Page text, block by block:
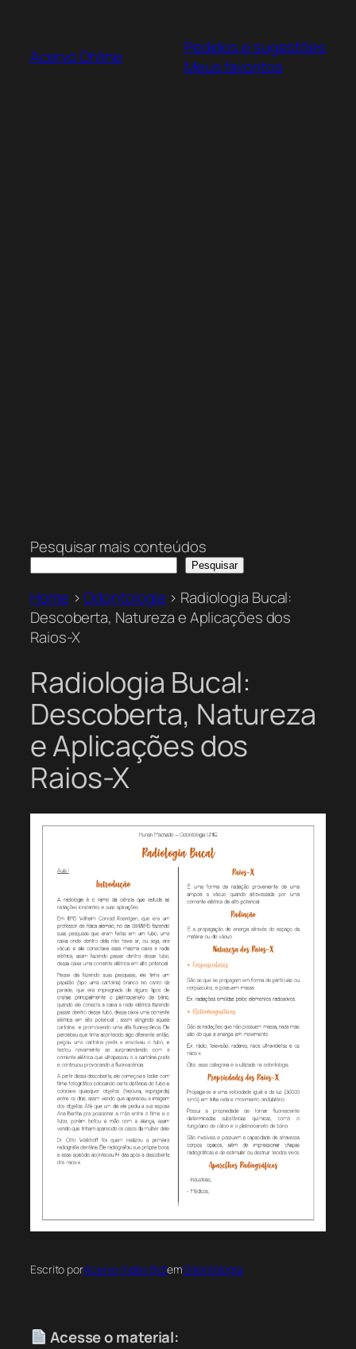
Acervo Online
Pedidos e sugestões
Meus favoritos
Pesquisar mais conteúdos
Pesquisar
Home >Odontologia > Radiologia Bucal:
Descoberta, Natureza e Aplicações dos
Raios-X
Radiologia Bucal:
Descoberta, Natureza
e Aplicações dos
Raios-X
Escrito porAcervo Index BotemOdontologia
Acesse o material: